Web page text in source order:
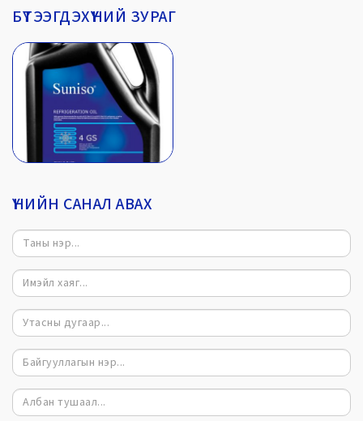
БҮТЭЭГДЭХҮҮНИЙ ЗУРАГ
ҮНИЙН САНАЛ АВАХ